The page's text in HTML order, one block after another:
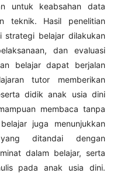
untuk keabsahan data
teknik. Hasil penelitian
strategi belajar dilakukan
dan evaluasi
belajar dapat berjalan
tutor memberikan
didik anak usia dini
membaca tanpa
juga menunjukkan
ditandai dengan
dalam belajar, serta
pada anak usia dini.